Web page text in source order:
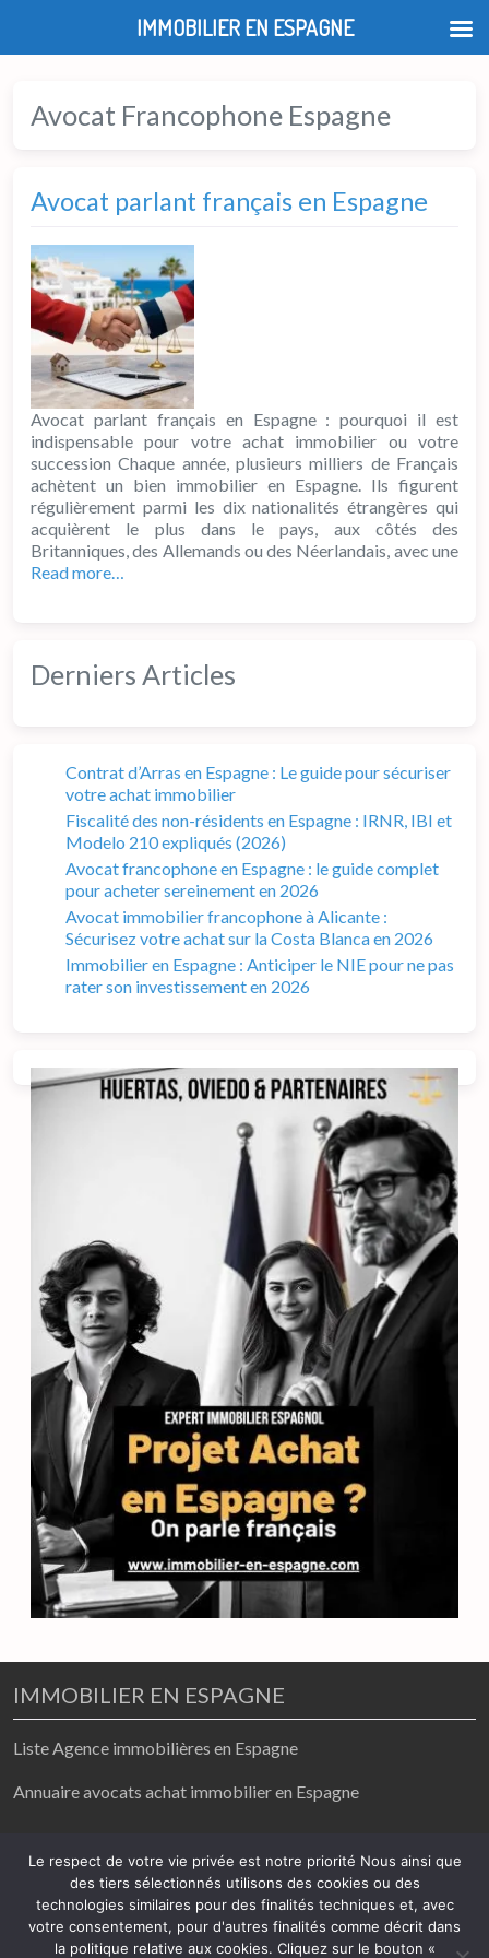
Avocat Francophone Espagne
Avocat parlant français en Espagne
Avocat parlant français en Espagne : pourquoi il est
indispensable pour votre achat immobilier ou votre
succession Chaque année, plusieurs milliers de Français
achètent un bien immobilier en Espagne. Ils figurent
régulièrement parmi les dix nationalités étrangères qui
acquièrent le plus dans le pays, aux côtés des
Britanniques, des Allemands ou des Néerlandais, avec une
Read more…
Derniers Articles
Contrat d’Arras en Espagne : Le guide pour sécuriser
votre achat immobilier
Fiscalité des non-résidents en Espagne : IRNR, IBI et
Modelo 210 expliqués (2026)
Avocat francophone en Espagne : le guide complet
pour acheter sereinement en 2026
Avocat immobilier francophone à Alicante :
Sécurisez votre achat sur la Costa Blanca en 2026
Immobilier en Espagne : Anticiper le NIE pour ne pas
rater son investissement en 2026
IMMOBILIER EN ESPAGNE
Liste Agence immobilières en Espagne
Annuaire avocats achat immobilier en Espagne
2026
Mentions légales-Politique de confidentialité
IMMOBILIER EN ESPAGNE
Le respect de votre vie privée est notre priorité Nous ainsi que
des tiers sélectionnés utilisons des cookies ou des
technologies similaires pour des finalités techniques et, avec
votre consentement, pour d'autres finalités comme décrit dans
la politique relative aux cookies. Cliquez sur le bouton «